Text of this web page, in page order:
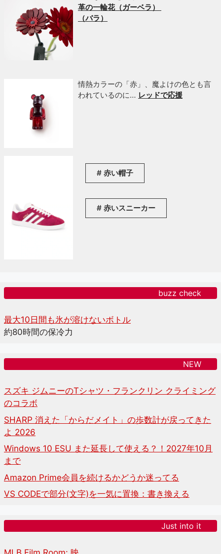
革の一輪花（ガーベラ）
（バラ）
情熱カラーの「赤」、魔よけの色とも言
われているのに… レッドで応援
赤い帽子
赤いスニーカー
buzz check
最大10日間も氷が溶けないボトル
約80時間の保冷力
NEW
スズキ ジムニーのTシャツ・フランクリン クライミング
のコラボ
SHARP 消えた「からだメイト」の歩数計が戻ってきた
よ 2026
Windows 10 ESU また延長して使える？！2027年10月
まで
Amazon Prime会員を続けるかどうか迷ってる
VS CODEで部分(文字)を一気に置換：書き換える
Just into it